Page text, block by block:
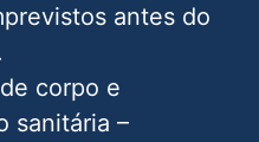
antes do
corpo e
sanitária –